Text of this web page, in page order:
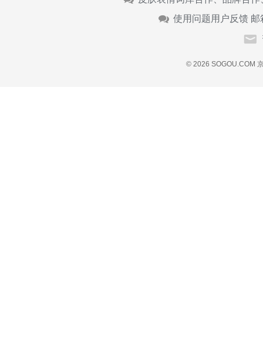
使用问题用户反馈 邮
© 2026 SOGOU.COM